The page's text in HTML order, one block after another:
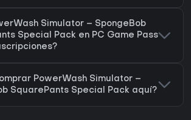
Simulator – SpongeBob
Special Pack en PC Game Pass
PowerWash Simulator –
SquarePants Special Pack aquí?